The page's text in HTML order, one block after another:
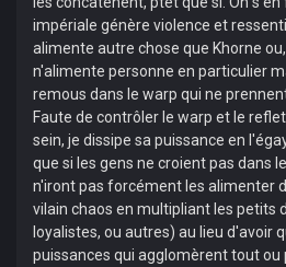
impériale génère violence et
alimente autre chose que Khorne
n'alimente personne en particulier
remous dans le warp qui ne
Faute de contrôler le warp et le
sein, je dissipe sa puissance en
que si les gens ne croient pas dans
n'iront pas forcément les alimenter
vilain chaos en multipliant les petits
loyalistes, ou autres) au lieu d'avoir
puissances qui agglomèrent tout ou